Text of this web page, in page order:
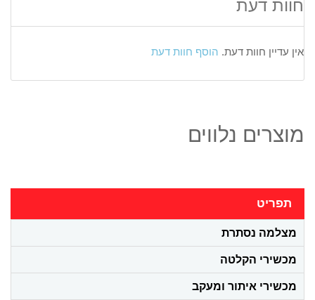
חוות דעת
אין עדיין חוות דעת. הוסף חוות דעת
מוצרים נלווים
תפריט
מצלמה נסתרת
מכשירי הקלטה
מכשירי איתור ומעקב